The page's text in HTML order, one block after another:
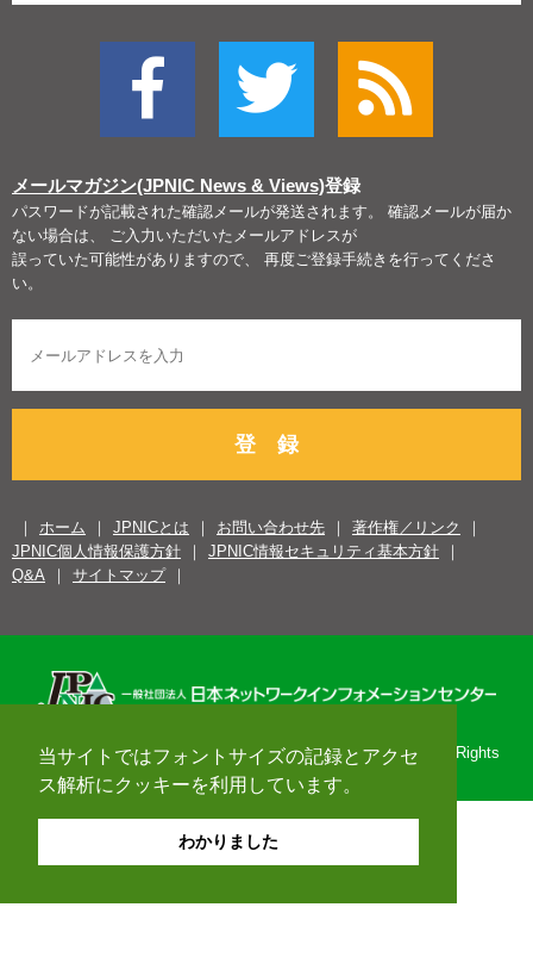
当サイトではフォントサイズの記録とアクセ
ス解析にクッキーを利用しています。
わかりました
メールマガジン(JPNIC News & Views)登録
パスワードが記載された確認メールが発送されます。 確認メールが届か
ない場合は、 ご入力いただいたメールアドレスが
誤っていた可能性がありますので、 再度ご登録手続きを行ってくださ
い。
登 録
ホーム JPNICとは お問い合わせ先
著作権／リンク
JPNIC個人情報保護方針
JPNIC情報セキュリティ基本方針
Q&A
サイトマップ
Copyright© 1996-2026 Japan Network Information Center. All Rights
Reserved.